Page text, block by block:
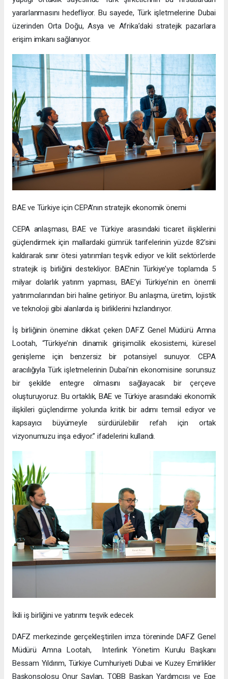
yararlanmasını hedefliyor. Bu sayede, Türk işletmelerine Dubai
üzerinden Orta Doğu, Asya ve Afrika’daki stratejik pazarlara
erişim imkanı sağlanıyor.
BAE ve Türkiye için CEPA’nın stratejik ekonomik önemi
CEPA anlaşması, BAE ve Türkiye arasındaki ticaret ilişkilerini
güçlendirmek için mallardaki gümrük tarifelerinin yüzde 82’sini
kaldırarak sınır ötesi yatırımları teşvik ediyor ve kilit sektörlerde
stratejik iş birliğini destekliyor. BAE’nin Türkiye’ye toplamda 5
milyar dolarlık yatırım yapması, BAE’yi Türkiye’nin en önemli
yatırımcılarından biri haline getiriyor. Bu anlaşma, üretim, lojistik
ve teknoloji gibi alanlarda iş birliklerini hızlandırıyor.
İş birliğinin önemine dikkat çeken DAFZ Genel Müdürü Amna
Lootah, “Türkiye’nin dinamik girişimcilik ekosistemi, küresel
genişleme için benzersiz bir potansiyel sunuyor. CEPA
aracılığıyla Türk işletmelerinin Dubai’nin ekonomisine sorunsuz
bir şekilde entegre olmasını sağlayacak bir çerçeve
oluşturuyoruz. Bu ortaklık, BAE ve Türkiye arasındaki ekonomik
ilişkileri güçlendirme yolunda kritik bir adımı temsil ediyor ve
kapsayıcı büyümeyle sürdürülebilir refah için ortak
vizyonumuzu inşa ediyor.” ifadelerini kullandı.
İkili iş birliğini ve yatırımı teşvik edecek
DAFZ merkezinde gerçekleştirilen imza töreninde DAFZ Genel
Müdürü Amna Lootah, Interlink Yönetim Kurulu Başkanı
Bessam Yıldırım, Türkiye Cumhuriyeti Dubai ve Kuzey Emirlikler
Başkonsolosu Onur Şaylan, TOBB Başkan Yardımcısı ve Ege